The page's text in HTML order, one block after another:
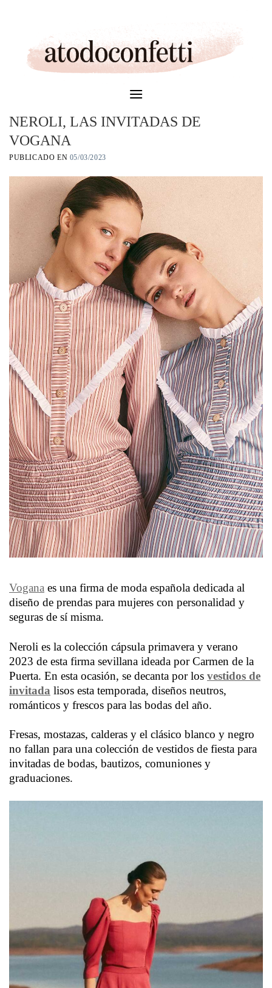
NEROLI, LAS INVITADAS DE
VOGANA
PUBLICADO EN 05/03/2023
Vogana es una firma de moda española dedicada al
diseño de prendas para mujeres con personalidad y
seguras de sí misma.
Neroli es la colección cápsula primavera y verano
2023 de esta firma sevillana ideada por Carmen de la
Puerta. En esta ocasión, se decanta por los vestidos de
invitada lisos esta temporada, diseños neutros,
románticos y frescos para las bodas del año.
Fresas, mostazas, calderas y el clásico blanco y negro
no fallan para una colección de vestidos de fiesta para
invitadas de bodas, bautizos, comuniones y
graduaciones.